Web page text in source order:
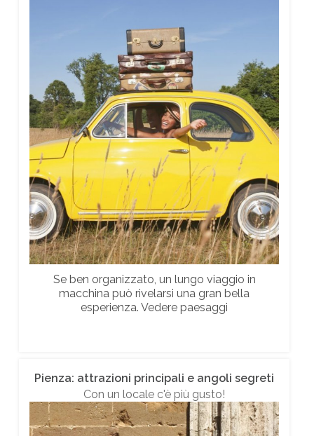
Se ben organizzato, un lungo viaggio in
macchina può rivelarsi una gran bella
esperienza. Vedere paesaggi
Pienza: attrazioni principali e angoli segreti
Con un locale c'è più gusto!